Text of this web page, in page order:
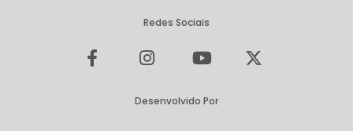
Redes Sociais
Desenvolvido Por